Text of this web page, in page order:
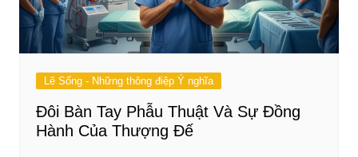
Lẽ Sống - Những thông điệp Ý nghĩa
Đôi Bàn Tay Phẫu Thuật Và Sự Đồng
Hành Của Thượng Đế